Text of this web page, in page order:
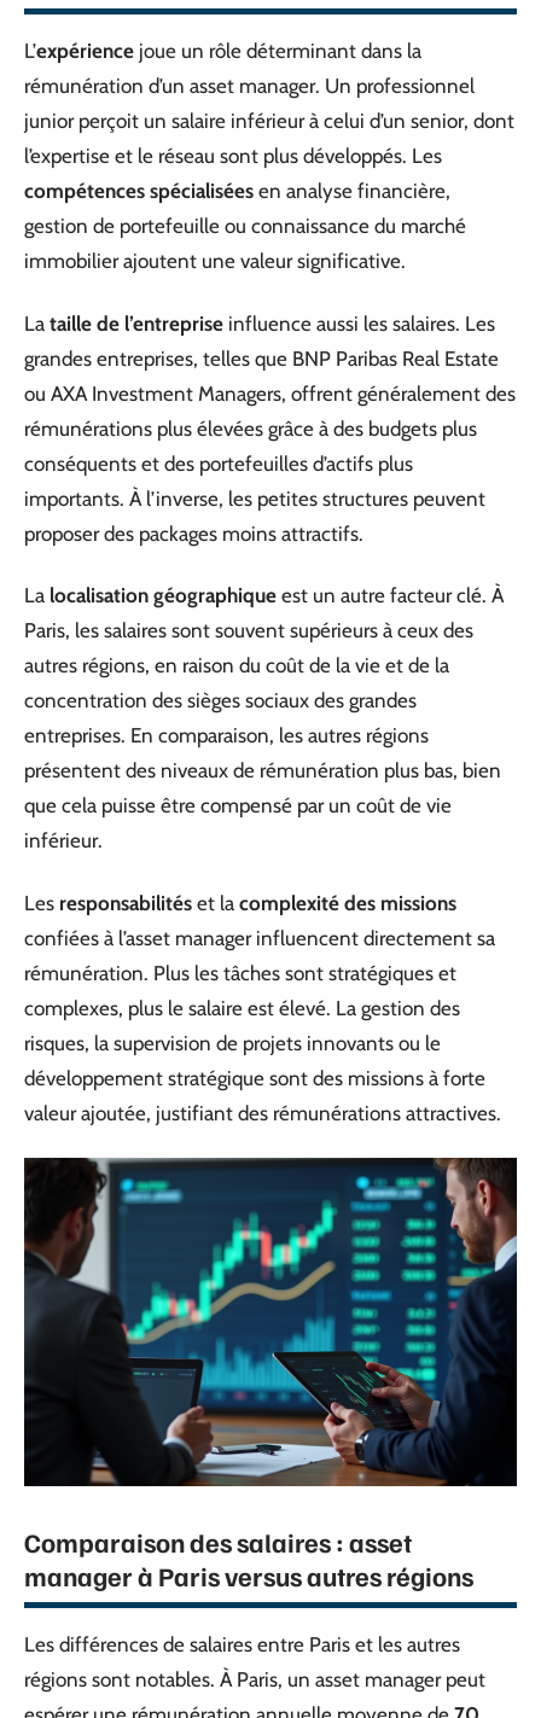
L’expérience joue un rôle déterminant dans la
rémunération d’un asset manager. Un professionnel
junior perçoit un salaire inférieur à celui d’un senior, dont
l’expertise et le réseau sont plus développés. Les
compétences spécialisées en analyse financière,
gestion de portefeuille ou connaissance du marché
immobilier ajoutent une valeur significative.
La taille de l’entreprise influence aussi les salaires. Les
grandes entreprises, telles que BNP Paribas Real Estate
ou AXA Investment Managers, offrent généralement des
rémunérations plus élevées grâce à des budgets plus
conséquents et des portefeuilles d’actifs plus
importants. À l’inverse, les petites structures peuvent
proposer des packages moins attractifs.
La localisation géographique est un autre facteur clé. À
Paris, les salaires sont souvent supérieurs à ceux des
autres régions, en raison du coût de la vie et de la
concentration des sièges sociaux des grandes
entreprises. En comparaison, les autres régions
présentent des niveaux de rémunération plus bas, bien
que cela puisse être compensé par un coût de vie
inférieur.
Les responsabilités et la complexité des missions
confiées à l’asset manager influencent directement sa
rémunération. Plus les tâches sont stratégiques et
complexes, plus le salaire est élevé. La gestion des
risques, la supervision de projets innovants ou le
développement stratégique sont des missions à forte
valeur ajoutée, justifiant des rémunérations attractives.
Comparaison des salaires : asset
manager à Paris versus autres régions
Les différences de salaires entre Paris et les autres
régions sont notables. À Paris, un asset manager peut